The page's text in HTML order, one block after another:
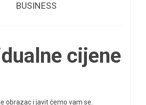
BUSINESS
cijene
obrazac i javit ćemo vam se.